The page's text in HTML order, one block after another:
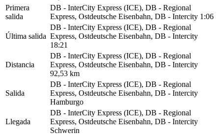
Primera
salida
DB - InterCity Express (ICE), DB - Regional
Express, Ostdeutsche Eisenbahn, DB - Intercity 1:06
Última salida
DB - InterCity Express (ICE), DB - Regional
Express, Ostdeutsche Eisenbahn, DB - Intercity
18:21
Distancia
DB - InterCity Express (ICE), DB - Regional
Express, Ostdeutsche Eisenbahn, DB - Intercity
92,53 km
Salida
DB - InterCity Express (ICE), DB - Regional
Express, Ostdeutsche Eisenbahn, DB - Intercity
Hamburgo
Llegada
DB - InterCity Express (ICE), DB - Regional
Express, Ostdeutsche Eisenbahn, DB - Intercity
Schwerin